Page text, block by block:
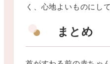
く、心地よいものにし
まとめ